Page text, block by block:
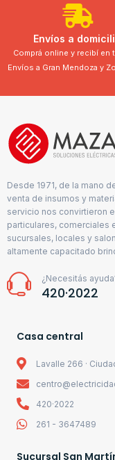
Envíos a
Comprá online y recibí en
Envíos a Gran Mendoza y
Desde 1971, de la mano
venta de insumos y
servicio nos convirtieron
particulares, comerciales
sucursales, locales y
altamente capacitado
¿Necesitás
420·2022
Casa central
Lavalle 266 ·
420·2022
261 - 3647489
Sucursal San